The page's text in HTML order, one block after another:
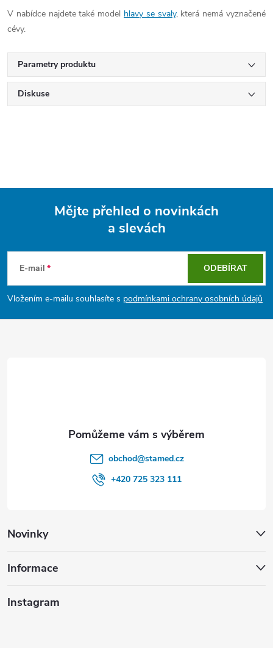
V nabídce najdete také model hlavy se svaly, která nemá vyznačené
cévy.
Parametry produktu
Diskuse
p
a
Mějte přehled o novinkách
a slevách
E-mail
Vložením e-mailu souhlasíte s podmínkami ochrany osobních údajů
ODEBÍRAT
Novinky
Informace
Instagram
obchod@stamed.cz
+420 725 323 111